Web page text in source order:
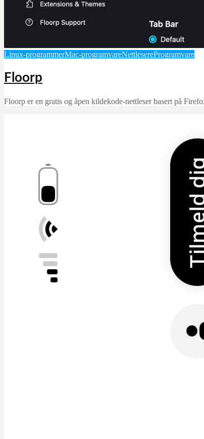
Linux-programmerMac-programvareNettlesereProgramvare
Floorp
Floorp er en gratis og åpen kildekode-nettleser basert på